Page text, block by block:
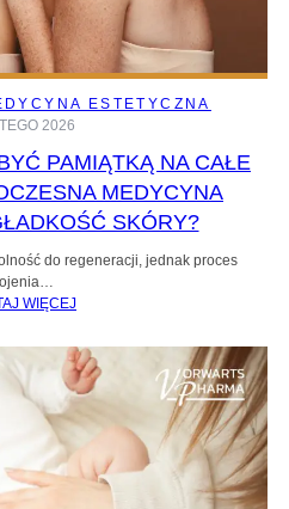
ESTETYCZNA
2026
PAMIĄTKĄ NA CAŁE
MEDYCYNA
SKÓRY?
do regeneracji, jednak proces
WIĘCEJ